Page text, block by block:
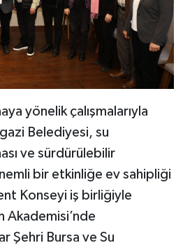
yönelik çalışmalarıyla
Belediyesi, su
ve sürdürülebilir
bir etkinliğe ev sahipliği
Konseyi iş birliğiyle
Akademisi’nde
Şehri Bursa ve Su